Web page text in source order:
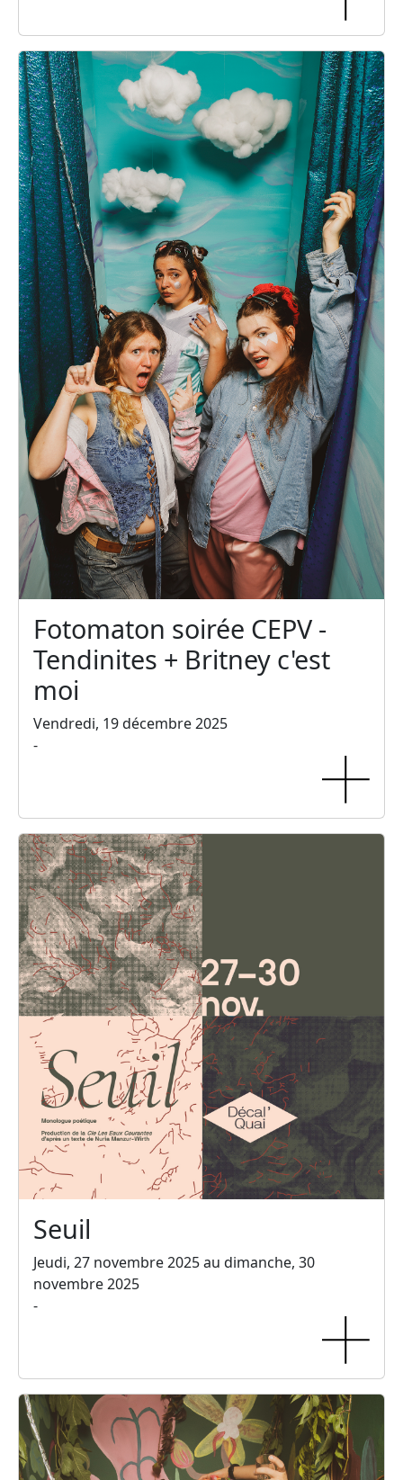
Fotomaton soirée CEPV -
Tendinites + Britney c'est
moi
Vendredi, 19 décembre 2025
-
Seuil
Jeudi, 27 novembre 2025 au dimanche, 30
novembre 2025
-